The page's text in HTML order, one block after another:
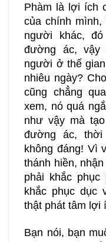
Phàm là lợi ích
của chính
người khác,
đường ác, vậy
người ở thế
nhiêu ngày?
cũng chẳng
xem, nó quá
như vậy mà
đường ác,
không đáng! Vì
thánh hiền,
phải khắc phục
khắc phục dục
thật phát tâm lợi
Bạn nói, bạn